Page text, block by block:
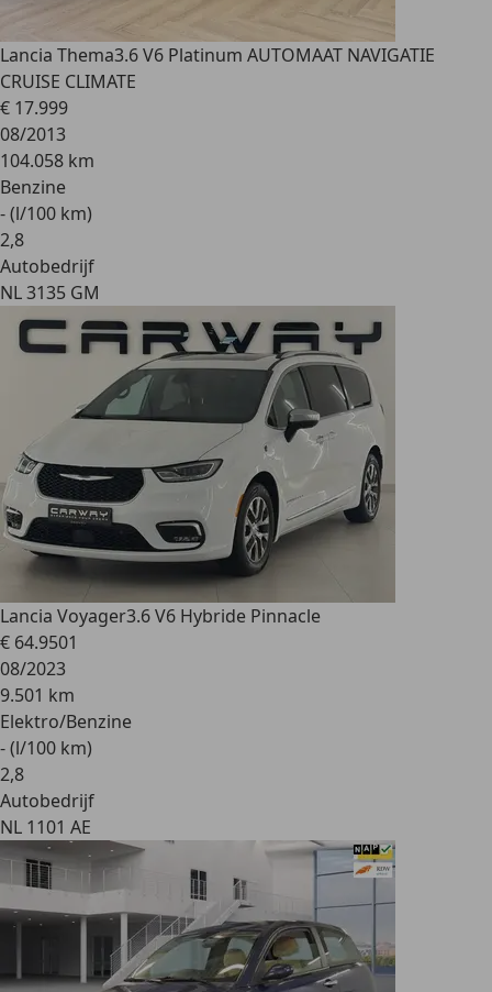
Lancia Thema3.6 V6 Platinum AUTOMAAT NAVIGATIE
CRUISE CLIMATE
€ 17.999
08/2013
104.058 km
Benzine
- (l/100 km)
2,8
Autobedrijf
NL 3135 GM
Lancia Voyager3.6 V6 Hybride Pinnacle
€ 64.9501
08/2023
9.501 km
Elektro/Benzine
- (l/100 km)
2,8
Autobedrijf
NL 1101 AE